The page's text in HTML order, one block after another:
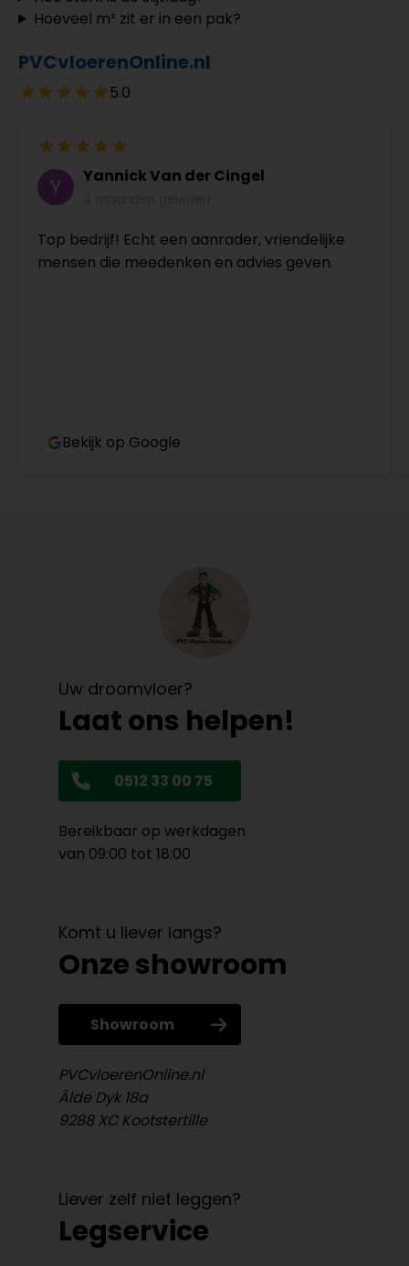
Hoeveel m² zit er in een pak?
PVCvloerenOnline.nl
5.0
Yannick Van der Cingel
Top bedrijf! Echt een aanrader, vriendelijke
mensen die meedenken en advies geven.
Bekijk op Google
Uw droomvloer?
Laat ons helpen!
0512 33 00 75
Bereikbaar op werkdagen
van 09:00 tot 18:00
Komt u liever langs?
Onze showroom
Showroom
PVCvloerenOnline.nl
Âlde Dyk 18a
9288 XC Kootstertille
Liever zelf niet leggen?
Legservice